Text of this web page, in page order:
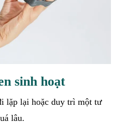
sinh hoạt
lặp lại hoặc duy trì một tư
lâu.